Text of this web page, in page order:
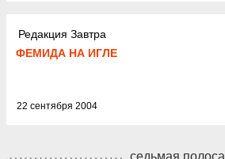
Редакция Завтра
ФЕМИДА НА ИГЛЕ
22 сентября 2004
седьмая полоса